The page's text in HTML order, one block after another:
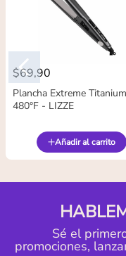
$69,90
Plancha Extreme Titanium
480°F - LIZZE
Añadir al carrito
Sé el
promociones,